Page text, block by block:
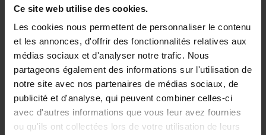
Ce site web utilise des cookies.
Les cookies nous permettent de personnaliser le contenu
et les annonces, d'offrir des fonctionnalités relatives aux
médias sociaux et d'analyser notre trafic. Nous
partageons également des informations sur l'utilisation de
notre site avec nos partenaires de médias sociaux, de
publicité et d'analyse, qui peuvent combiner celles-ci
avec d'autres informations que vous leur avez fournies
ou qu'ils ont collectées lors de votre utilisation de leurs
EINIGE KILOMETER VOM
MEER ENTFERNT